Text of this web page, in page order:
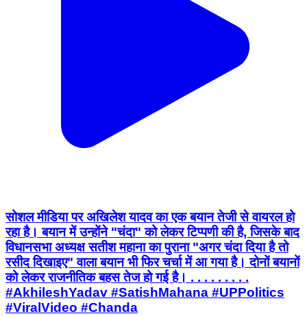
सोशल मीडिया पर अखिलेश यादव का एक बयान तेजी से वायरल हो
रहा है। बयान में उन्होंने "चंदा" को लेकर टिप्पणी की है, जिसके बाद
विधानसभा अध्यक्ष सतीश महाना का पुराना "अगर चंदा दिया है तो
रसीद दिखाइए" वाला बयान भी फिर चर्चा में आ गया है। दोनों बयानों
को लेकर राजनीतिक बहस तेज हो गई है। . . . . . . . . .
#AkhileshYadav #SatishMahana #UPPolitics
#ViralVideo #Chanda